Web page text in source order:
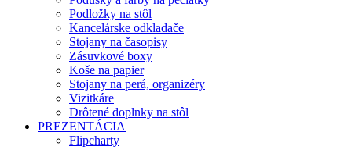
Podložky na stôl
Kancelárske odkladače
Stojany na časopisy
Zásuvkové boxy
Koše na papier
Stojany na perá, organizéry
Vizitkáre
Drôtené doplnky na stôl
PREZENTÁCIA
Flipcharty